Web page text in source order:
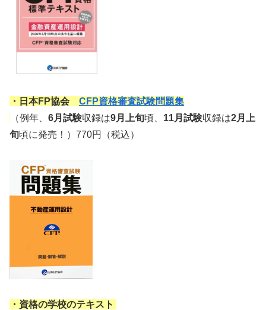
・日本FP協会 CFP資格審査試験問題集
（例年、 6月試験収録は9月上旬頃、 11月試験収録は2月上
旬頃に発売！）770円（税込）
・資格の学校のテキスト